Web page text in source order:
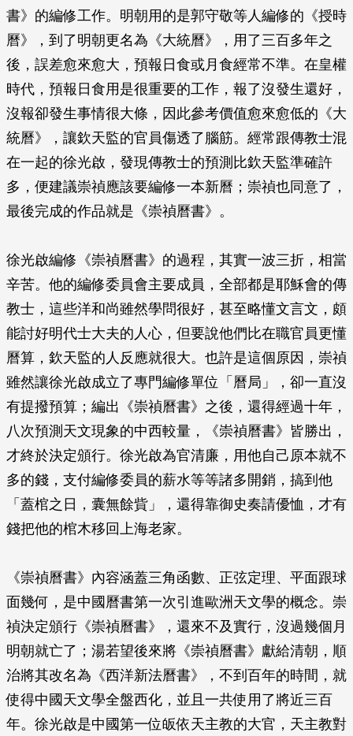
書》的編修工作。明朝用的是郭守敬等人編修的《授時
曆》，到了明朝更名為《大統曆》，用了三百多年之
後，誤差愈來愈大，預報日食或月食經常不準。在皇權
時代，預報日食用是很重要的工作，報了沒發生還好，
沒報卻發生事情很大條，因此參考價值愈來愈低的《大
統曆》，讓欽天監的官員傷透了腦筋。經常跟傳教士混
在一起的徐光啟，發現傳教士的預測比欽天監準確許
多，便建議崇禎應該要編修一本新曆；崇禎也同意了，
最後完成的作品就是《崇禎曆書》。
徐光啟編修《崇禎曆書》的過程，其實一波三折，相當
辛苦。他的編修委員會主要成員，全部都是耶穌會的傳
教士，這些洋和尚雖然學問很好，甚至略懂文言文，頗
能討好明代士大夫的人心，但要說他們比在職官員更懂
曆算，欽天監的人反應就很大。也許是這個原因，崇禎
雖然讓徐光啟成立了專門編修單位「曆局」，卻一直沒
有提撥預算；編出《崇禎曆書》之後，還得經過十年，
八次預測天文現象的中西較量，《崇禎曆書》皆勝出，
才終於決定頒行。徐光啟為官清廉，用他自己原本就不
多的錢，支付編修委員的薪水等等諸多開銷，搞到他
「蓋棺之日，囊無餘貲」，還得靠御史奏請優恤，才有
錢把他的棺木移回上海老家。
《崇禎曆書》內容涵蓋三角函數、正弦定理、平面跟球
面幾何，是中國曆書第一次引進歐洲天文學的概念。崇
禎決定頒行《崇禎曆書》，還來不及實行，沒過幾個月
明朝就亡了；湯若望後來將《崇禎曆書》獻給清朝，順
治將其改名為《西洋新法曆書》，不到百年的時間，就
使得中國天文學全盤西化，並且一共使用了將近三百
年。徐光啟是中國第一位皈依天主教的大官，天主教對